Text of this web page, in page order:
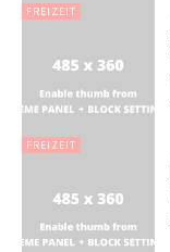
FREIZEIT
FREIZEIT